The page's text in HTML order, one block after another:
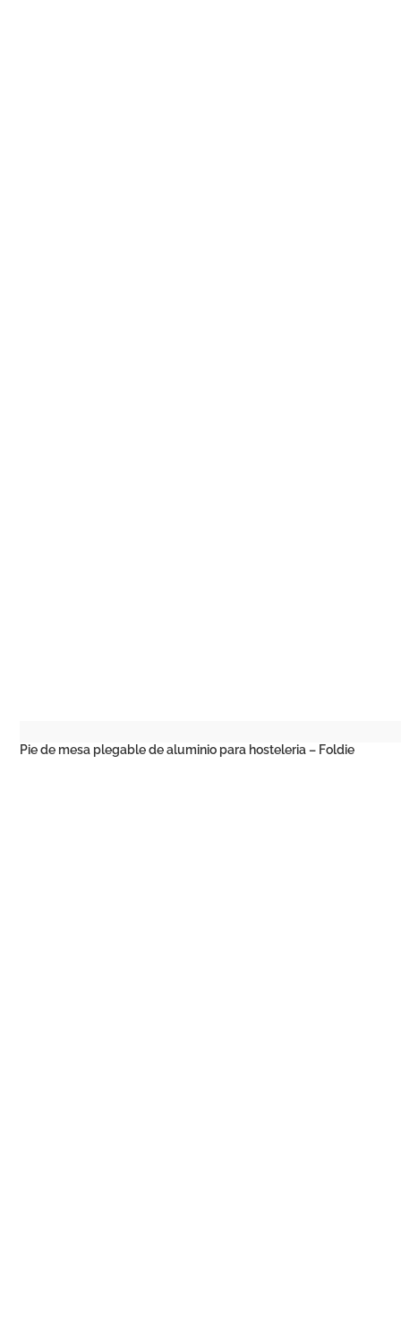
Pie de mesa plegable de aluminio para hosteleria – Foldie